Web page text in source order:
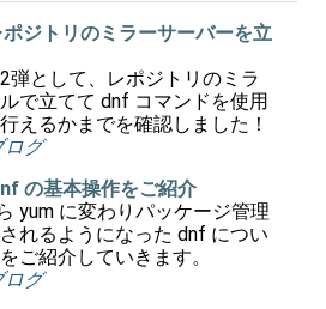
ポジトリのミラーサーバーを立
弾として、レポジトリのミラ
で立てて dnf コマンドを使用
えるかまでを確認しました！
ログ
の基本操作をご紹介
yum に変わりパッケージ管理
れるようになった dnf につい
ご紹介していきます。
ログ